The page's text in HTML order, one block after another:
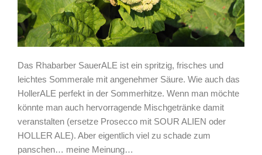
Das Rhabarber SauerALE ist ein spritzig, frisches und
leichtes Sommerale mit angenehmer Säure. Wie auch das
HollerALE perfekt in der Sommerhitze. Wenn man möchte
könnte man auch hervorragende Mischgetränke damit
veranstalten (ersetze Prosecco mit SOUR ALIEN oder
HOLLER ALE). Aber eigentlich viel zu schade zum
panschen… meine Meinung…